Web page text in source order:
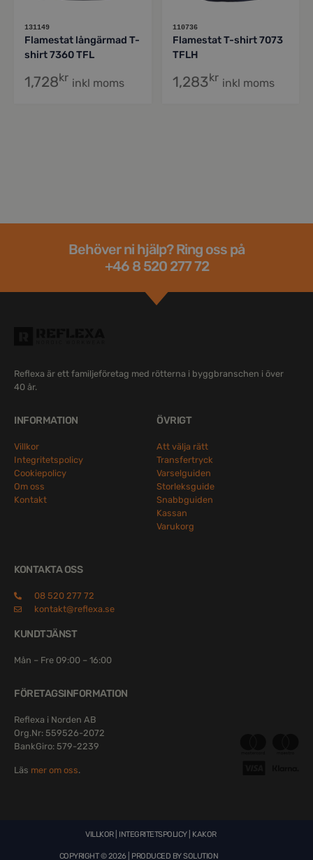
131149
Flamestat långärmad T-
shirt 7360 TFL
1,728kr inkl moms
110736
Flamestat T-shirt 7073
TFLH
1,283kr inkl moms
Behöver ni hjälp? Ring oss på
+46 8 520 277 72
Reflexa är ett familjeföretag med rötterna i byggbranschen i över
40 år.
INFORMATION
Villkor
Integritetspolicy
Cookiepolicy
Om oss
Kontakt
ÖVRIGT
Att välja rätt
Transfertryck
Varselguiden
Storleksguide
Snabbguiden
Kassan
Varukorg
KONTAKTA OSS
08 520 277 72
kontakt@reflexa.se
KUNDTJÄNST
Mån – Fre 09:00 – 16:00
FÖRETAGSINFORMATION
Reflexa i Norden AB
Org.Nr: 559526-2072
BankGiro: 579-2239
Läs mer om oss.
VILLKOR| INTEGRITETSPOLICY| KAKOR
COPYRIGHT © 2026 | PRODUCED BYSOLUTION